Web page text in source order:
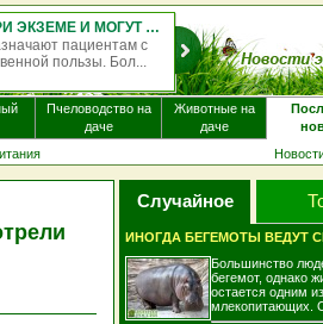
ОДНОКРАТНЫЙ ПРИЁМ ПСИЛОЦИБИНА МОЖЕТ МЕНЯТЬ РАБОТУ МОЗГА НА НЕСКОЛЬКО НЕДЕЛЬ
содержащегося в
изменения в работе
Пчеловодство на
даче
Животные на
даче
Случайное
Большинство
бегемот, однако
остается одним
млекопитающих.